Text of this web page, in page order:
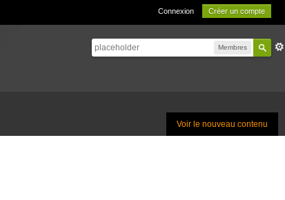
Connexion Créer un compte
Membres
Voir le nouveau contenu